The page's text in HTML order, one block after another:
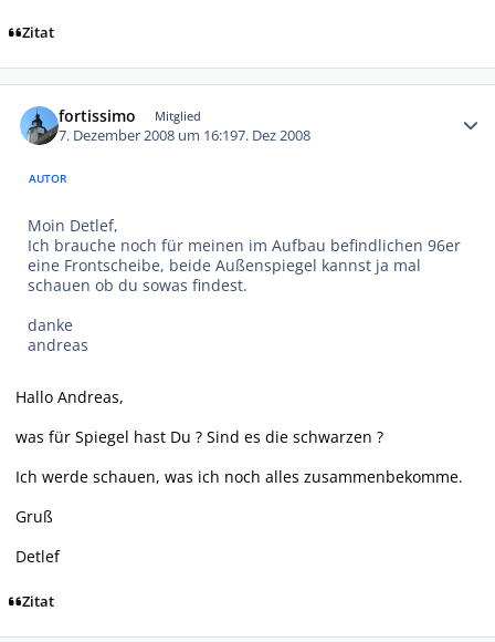
Zitat
fortissimo Mitglied
7. Dezember 2008 um 16:197. Dez 2008
AUTOR
Moin Detlef,
Ich brauche noch für meinen im Aufbau befindlichen 96er
eine Frontscheibe, beide Außenspiegel kannst ja mal
schauen ob du sowas findest.
danke
andreas
Hallo Andreas,
was für Spiegel hast Du ? Sind es die schwarzen ?
Ich werde schauen, was ich noch alles zusammenbekomme.
Gruß
Detlef
Zitat